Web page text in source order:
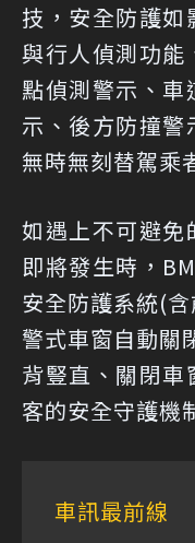
技，安全防護如
與行人偵測功能
點偵測警示、車
示、後方防撞警
無時無刻替駕乘
如遇上不可避免
即將發生時，
安全防護系統(
警式車窗自動關
背豎直、關閉
客的安全守護機
車訊最前線